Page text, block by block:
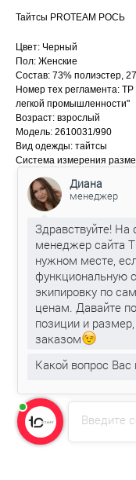
Тайтсы PROTEAM РОСЬ
Цвет: Черный
Пол: Женские
Состав: 73% полиэстер,
Номер тех регламента:
легкой промышленности"
Возраст: взрослый
Модель: 2610031/990
Вид одежды: тайтсы
Система измерения
Введите
Диана
менеджер
Здравствуйте! На
менеджер сайта
нужном месте,
функциональную
экипировку по
ценам. Давайте
позиции и
заказом
Какой вопрос Вас